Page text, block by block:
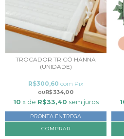
TROCADOR TRICÔ HANNA
(UNIDADE)
R$334,00
R$300,60 com Pix
10 x de R$33,40 sem juros
PRONTA ENTREGA
COMPRAR